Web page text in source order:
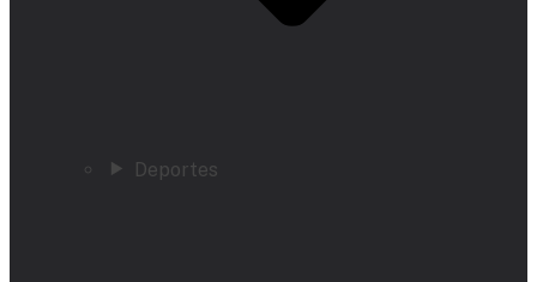
Deportes